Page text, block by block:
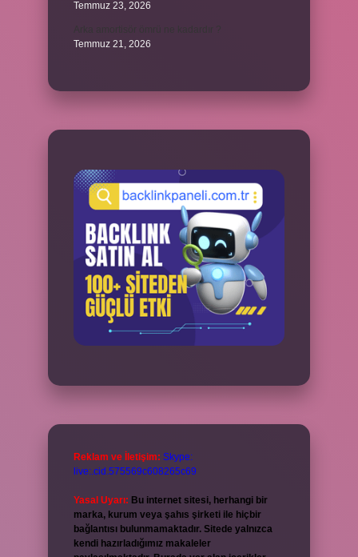
Temmuz 23, 2026
Temmuz 21, 2026
Reklam ve İletişim: Skype:
live:.cid.575569c608265c69
Yasal Uyarı: Bu internet sitesi, herhangi bir
marka, kurum veya şahıs şirketi ile hiçbir
bağlantısı bulunmamaktadır. Sitede yalnızca
kendi hazırladığımız makaleler